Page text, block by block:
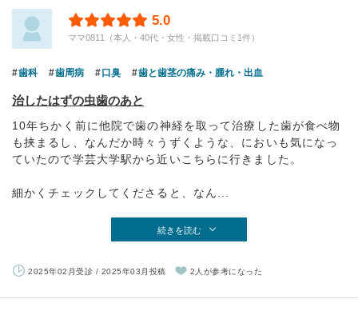
5.0
ママ0811（本人・40代・女性・掲載口コミ1件）
歯科 歯周病 口臭 歯と歯茎の痛み・腫れ・出血
治したはずの虫歯のあと
10年ちかく前に他院で歯の神経を取って治療した歯が食べ物
も挟まるし、なんだか時々うずくような、においも気になっ
ていたので学芸大学駅から近いこちらに行きました。
細かくチェックしてくださると、なん...
続きを読む
2025年02月受診 / 2025年03月投稿 2人が参考になった